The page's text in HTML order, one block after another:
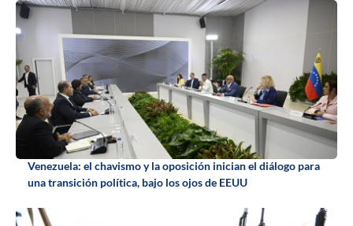
Venezuela: el chavismo y la oposición inician el diálogo para
una transición política, bajo los ojos de EEUU